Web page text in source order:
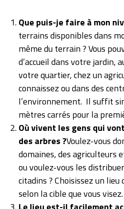
Que puis-je faire à mon
terrains disponibles dans
même du terrain ? Vous
d’accueil dans votre jardin,
votre quartier, chez un
connaissez ou dans des
l’environnement. Il suffit
mètres carrés pour la
Où vivent les gens qui
des arbres ?Voulez-vous
domaines, des agriculteurs
ou voulez-vous les
citadins ? Choisissez un lieu
selon la cible que vous visez.